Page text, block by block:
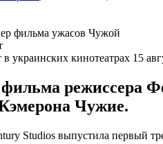
украинских кинотеатрах 15
режиссера
Чужие.
Studios выпустила первый